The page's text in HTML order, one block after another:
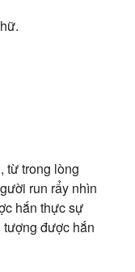
từ trong lòng
run rẩy nhìn
hắn thực sự
được hắn